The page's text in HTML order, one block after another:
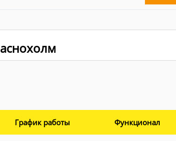
График работы Функционал